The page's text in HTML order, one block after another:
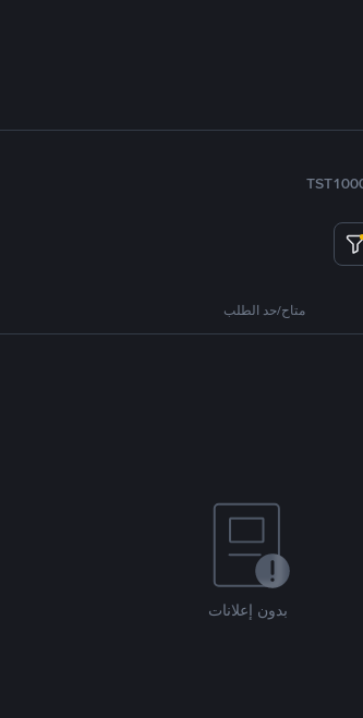
TST
متاح/حد الطلب
بدون إعلانات